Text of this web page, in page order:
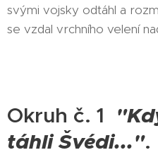
svými vojsky odtáhl a
se vzdal vrchního velení
Okruh č. 1 "
táhli Švédi...".